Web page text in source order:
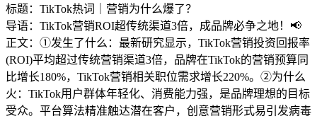
标题：TikTok热词｜营销为什么爆了？
导语：TikTok营销ROI超传统渠道3倍，成品牌必争之地！📢
正文：①发生了什么：最新研究显示，TikTok营销投资回报率
(ROI)平均超过传统营销渠道3倍，品牌在TikTok的营销预算同
比增长180%，TikTok营销相关职位需求增长220%。②为什么
火：TikTok用户群体年轻化、消费能力强，是品牌理想的目标
受众。平台算法精准触达潜在客户，创意营销形式易引发病毒